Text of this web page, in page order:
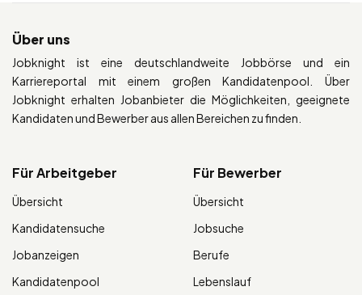
Über uns
Jobknight ist eine deutschlandweite Jobbörse und ein
Karriereportal mit einem großen Kandidatenpool. Über
Jobknight erhalten Jobanbieter die Möglichkeiten, geeignete
Kandidaten und Bewerber aus allen Bereichen zu finden.
Für Arbeitgeber
Übersicht
Kandidatensuche
Jobanzeigen
Kandidatenpool
Für Bewerber
Übersicht
Jobsuche
Berufe
Lebenslauf